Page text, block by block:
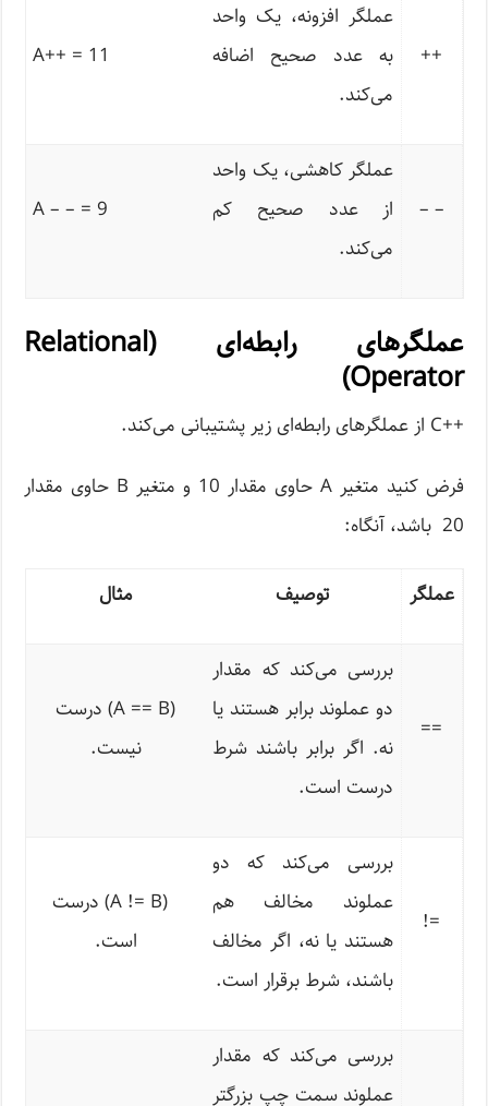
++
عملگر افزونه، یک واحد
به عدد صحیح اضافه
می‌کند.
A++ = 11
– –
عملگر کاهشی، یک واحد
از عدد صحیح کم
می‌کند.
A – – = 9
عملگرهای رابطه‌ای (Relational
Operator)
++C از عملگرهای رابطه‌ای زیر پشتیبانی می‌کند.
فرض کنید متغیر A حاوی مقدار 10 و متغیر B حاوی مقدار
20 باشد، آنگاه:
عملگر توصیف مثال
==
بررسی می‌کند که مقدار
دو عملوند برابر هستند یا
نه. اگر برابر باشند شرط
درست است.
(A == B) درست
نیست.
=
!
بررسی می‌کند که دو
عملوند مخالف هم
هستند یا نه، اگر مخالف
باشند، شرط برقرار است.
(A != B) درست
است.
بررسی می‌کند که مقدار
عملوند سمت چپ بزرگتر